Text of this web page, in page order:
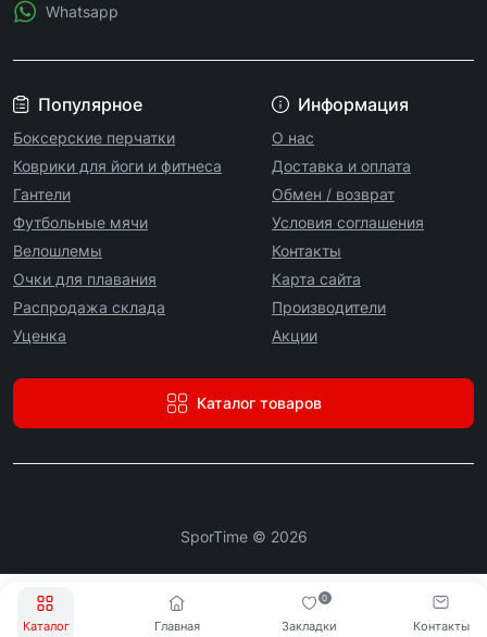
Каталог Главная Закладки
0
Контакты
Популярное
Боксерские перчатки
Коврики для йоги и фитнеса
Гантели
Футбольные мячи
Велошлемы
Очки для плавания
Распродажа склада
Уценка
Информация
О нас
Доставка и оплата
Обмен / возврат
Условия соглашения
Контакты
Карта сайта
Производители
Акции
Каталог товаров
Whatsapp
SporTime © 2026